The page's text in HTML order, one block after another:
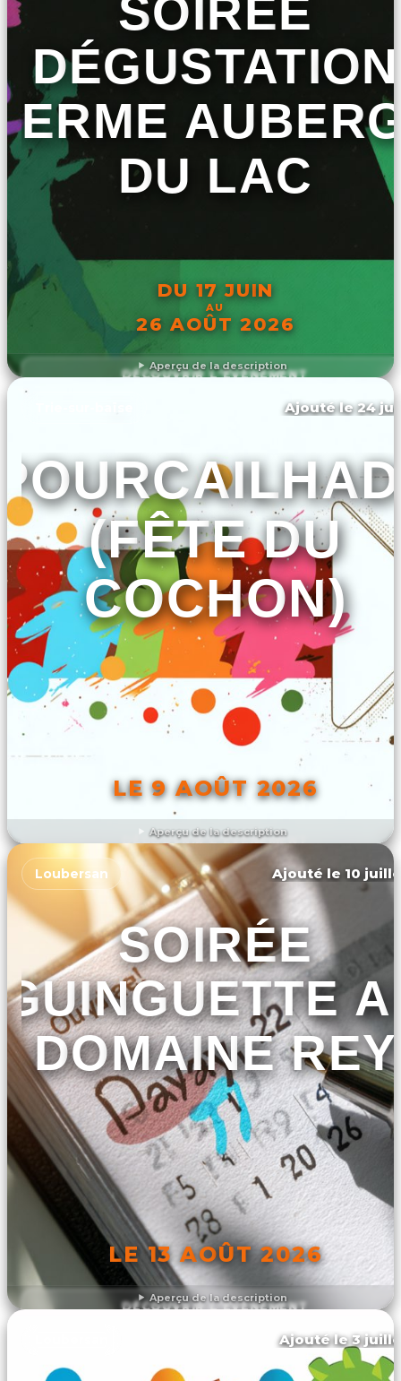
Aperçu de la description
SOIRÉE
DÉGUSTATION
DU LAC
DU 17 JUIN
AU
26 AOÛT 2026
DÉCOUVRIR L'ÉVÉNEMENT
Aperçu de la description
Ajouté le 24
(FÊTE DU
COCHON)
LE 9 AOÛT 2026
DÉCOUVRIR L'ÉVÉNEMENT
Aperçu de la description
Loubersan Ajouté le 10
SOIRÉE
GUINGUETTE
DOMAINE REY
LE 13 AOÛT 2026
DÉCOUVRIR L'ÉVÉNEMENT
Ajouté le 3